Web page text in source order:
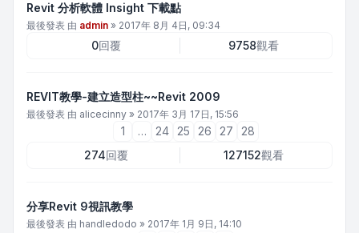
Revit 分析軟體 Insight 下載點
最後發表 由 admin » 2017年 8月 4日, 09:34
0回覆 9758觀看
REVIT教學-建立造型柱~~Revit 2009
最後發表 由 alicecinny » 2017年 3月 17日, 15:56
1 … 24 25 26 27
28
274回覆 127152觀看
分享Revit 9視訊教學
最後發表 由 handledodo » 2017年 1月 9日, 14:10